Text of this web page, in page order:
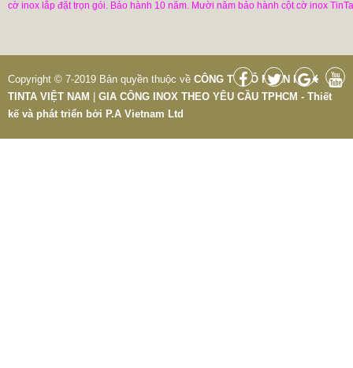
cờ inox lắp đặt trọn gói. Bảo hành 10 năm. Mười năm bảo hành cột cờ inox
Copyright © 7-2019 Bản quyền thuộc về CÔNG TY CỔ PHẦN INOX
TINTA VIỆT NAM
GIA CÔNG INOX THEO YÊU CẦU TPHCM - Thiết
kế và phát triển bởi P.A Vietnam Ltd